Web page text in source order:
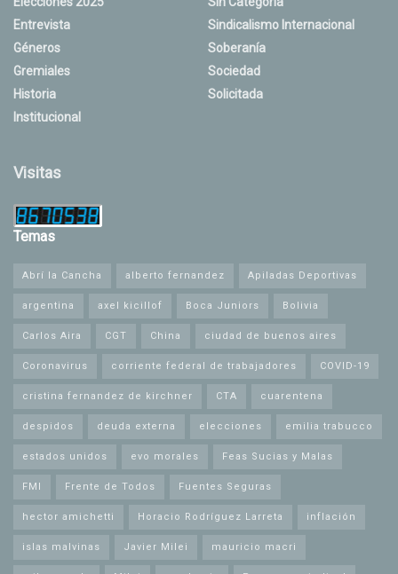
Entrevista
Géneros
Gremiales
Historia
Institucional
Sindicalismo Internacional
Soberanía
Sociedad
Solicitada
Visitas
Temas
Abrí la Cancha alberto fernandez Apiladas Deportivas
argentina axel kicillof Boca Juniors Bolivia
Carlos Aira CGT China ciudad de buenos aires
Coronavirus corriente federal de trabajadores COVID-19
cristina fernandez de kirchner CTA cuarentena
despidos deuda externa elecciones emilia trabucco
estados unidos evo morales Feas Sucias y Malas
FMI Frente de Todos Fuentes Seguras
hector amichetti Horacio Rodríguez Larreta inflación
islas malvinas Javier Milei mauricio macri